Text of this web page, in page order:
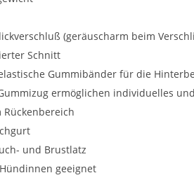
(geräuscharm beim
Schnitt
Gummibänder für die
ermöglichen individuelles
Rückenbereich
und Brustlatz
geeignet